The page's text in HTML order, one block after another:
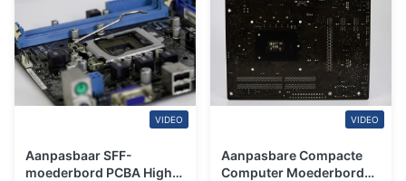
VIDEO
Aanpasbaar SFF-
moederbord PCBA High
VIDEO
Aanpasbare Compacte
Computer Moederbord